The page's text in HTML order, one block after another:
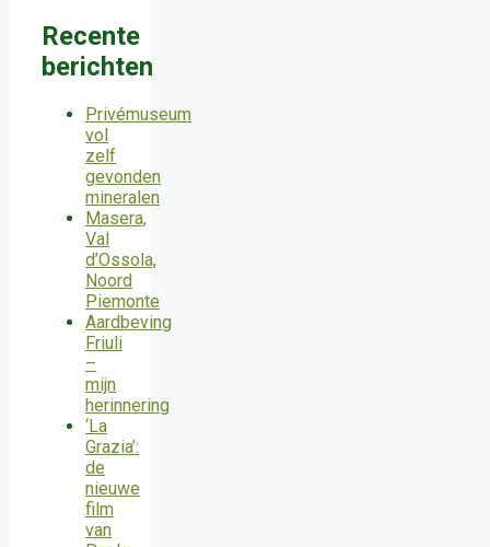
Recente
berichten
Privémuseum
vol
zelf
gevonden
mineralen
Masera,
Val
d’Ossola,
Noord
Piemonte
Aardbeving
Friuli
–
mijn
herinnering
‘La
Grazia’:
de
nieuwe
film
van